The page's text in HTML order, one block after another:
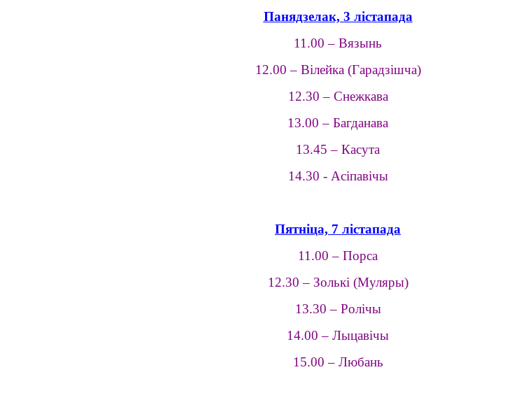
Панядзелак, 3 лістапада
11.00 – Вязынь
12.00 – Вілейка (Гарадзішча)
12.30 – Снежкава
13.00 – Багданава
13.45 – Касута
14.30 - Асіпавічы
Пятніца, 7 лістапада
11.00 – Порса
12.30 – Золькі (Муляры)
13.30 – Ролічы
14.00 – Лыцавічы
15.00 – Любань